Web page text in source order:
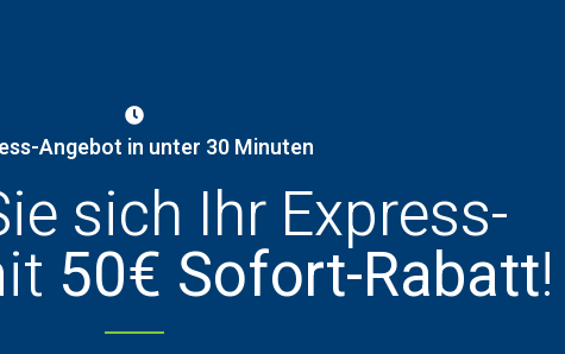
Angebot in unter 30 Minuten
sich Ihr Express-
50€ Sofort-Rabatt!